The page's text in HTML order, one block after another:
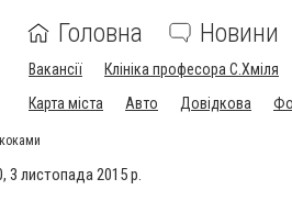
Головна Новини
Вакансії Клініка професора С.Хміля
Карта міста
Авто Довідкова
3 листопада 2015 р.